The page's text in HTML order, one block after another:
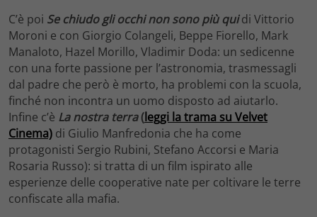
C’è poi Se chiudo gli occhi non sono più quidi Vittorio
Moroni e con Giorgio Colangeli, Beppe Fiorello, Mark
Manaloto, Hazel Morillo, Vladimir Doda: un sedicenne
con una forte passione per l’astronomia, trasmessagli
dal padre che però è morto, ha problemi con la scuola,
finché non incontra un uomo disposto ad aiutarlo.
Infine c’è La nostra terra(leggi la trama su Velvet
Cinema) di Giulio Manfredonia che ha come
protagonisti Sergio Rubini, Stefano Accorsi e Maria
Rosaria Russo): si tratta di un film ispirato alle
esperienze delle cooperative nate per coltivare le terre
confiscate alla mafia.